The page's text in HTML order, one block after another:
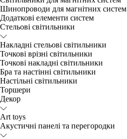
Шинопроводи для магнітних систем
Додаткові елементи систем
Cтельові світильники
Накладні стельові світильники
Точкові врізні світильники
Точкові накладні світильники
Бра та настінні світильники
Настільні світильники
Торшери
Декор
Art toys
Акустичні панелі та перегородки